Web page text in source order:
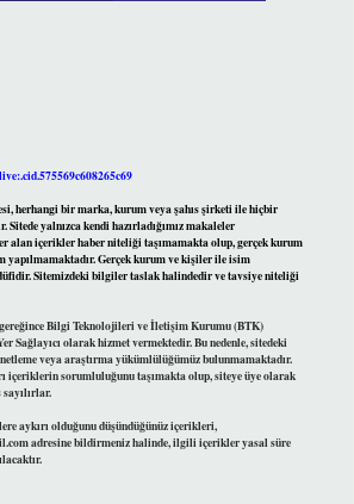
herhangi bir marka, kurum veya şahıs şirketi ile hiçbir
Sitede yalnızca kendi hazırladığımız makaleler
alan içerikler haber niteliği taşımamakta olup, gerçek kurum
yapılmamaktadır. Gerçek kurum ve kişiler ile isim
Sitemizdeki bilgiler taslak halindedir ve tavsiye niteliği
gereğince Bilgi Teknolojileri ve İletişim Kurumu (BTK)
Sağlayıcı olarak hizmet vermektedir. Bu nedenle, sitedeki
veya araştırma yükümlülüğümüz bulunmamaktadır.
içeriklerin sorumluluğunu taşımakta olup, siteye üye olarak
aykırı olduğunu düşündüğünüz içerikleri,
adresine bildirmeniz halinde, ilgili içerikler yasal süre